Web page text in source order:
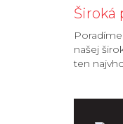
Široká
našej
ten